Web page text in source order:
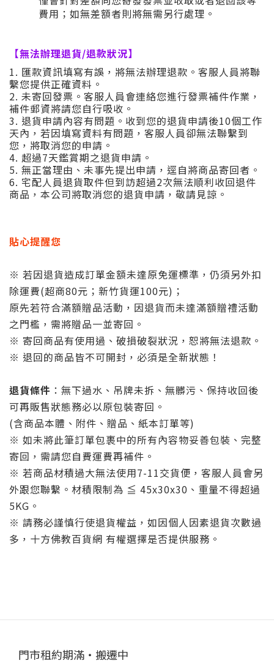
費用；如無差額者則將無需另行處理。
【無法辦理退貨/退款狀況】
1. 匯款資訊填寫有誤，將無法辦理退款。客服人員將聯
繫您提供正確資料。
2. 未寄回發票。客服人員會連絡您進行發票補件作業，
補件郵資將請您自行吸收。
3. 退貨申請內容有問題。收到您的退貨申請後10個工作
天內，若因填寫資料有問題，客服人員卻無法聯繫到
您，將取消您的申請。
4. 超過7天鑑賞期之退貨申請。
5. 無正當理由、未事先提出申請，逕自將商品寄回者。
6. 宅配人員退貨取件但到訪超過2次無法順利收回退件
商品，本公司將取消您的退貨申請，敬請見諒。
貼心提醒您
※ 若因退貨造成訂單金額未達原免運標準，仍須另外扣
除運費(超商80元；新竹貨運100元)；
原先若符合滿額贈品活動，因退貨而未達滿額贈禮活動
之門檻，需將贈品一並寄回。
※ 寄回商品有使用過、破損破裂狀況，恕將無法退款。
※ 退回的商品皆不可開封，必須是全新狀態！
退貨條件 ：無下過水、吊牌未拆、無髒污、保持收回後
可再販售狀態務必以原包裝寄回。
(含商品本體、附件、贈品、紙本訂單等)
※ 如未將此筆訂單包裹中的所有內容物妥善包裝、完整
寄回，需請您自費運費再補件。
※ 若商品材積過大無法使用7-11交貨便，客服人員會另
外跟您聯繫。材積限制為 ≦ 45x30x30、重量不得超過
5KG。
※ 請務必謹慎行使退貨權益，如因個人因素退貨次數過
多，十方佛教百貨網 有權選擇是否提供服務。
門市租約期滿・搬遷中